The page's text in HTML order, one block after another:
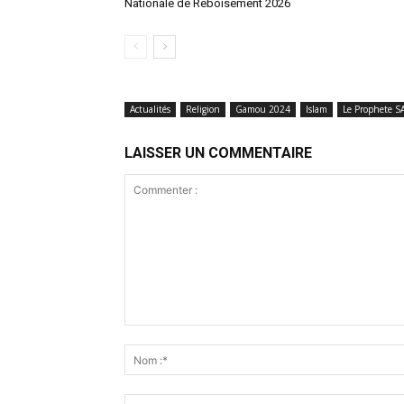
Nationale de Reboisement 2026
Actualités Religion Gamou 2024 Islam Le Prophete
LAISSER UN COMMENTAIRE